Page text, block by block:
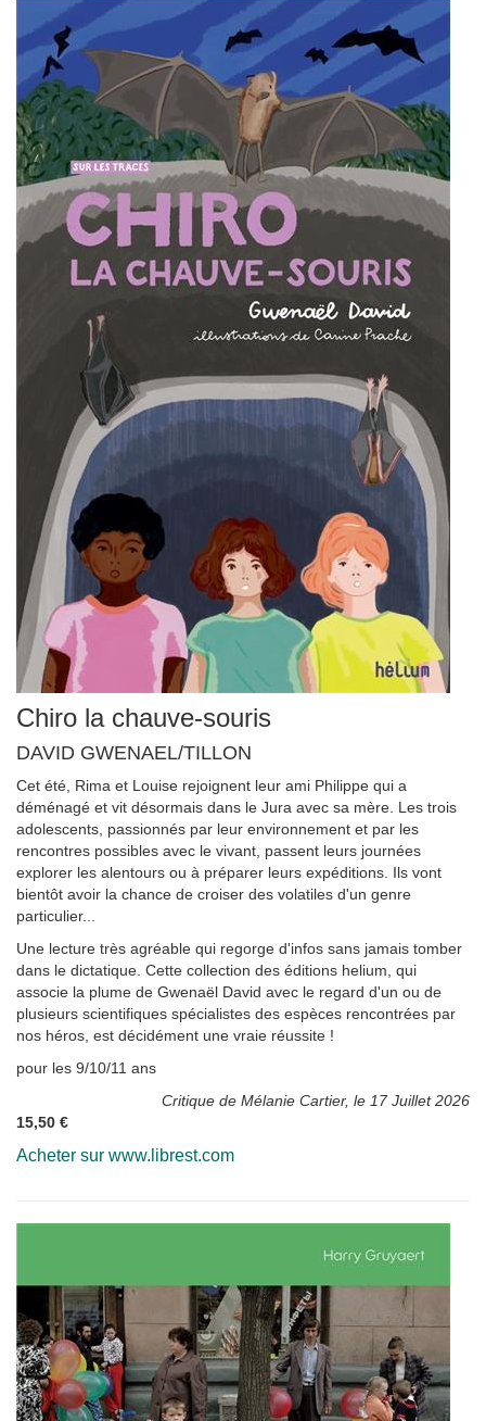
Chiro la chauve-souris
DAVID GWENAEL/TILLON
Cet été, Rima et Louise rejoignent leur ami Philippe qui a
déménagé et vit désormais dans le Jura avec sa mère. Les trois
adolescents, passionnés par leur environnement et par les
rencontres possibles avec le vivant, passent leurs journées
explorer les alentours ou à préparer leurs expéditions. Ils vont
bientôt avoir la chance de croiser des volatiles d'un genre
particulier...
Une lecture très agréable qui regorge d'infos sans jamais tomber
dans le dictatique. Cette collection des éditions helium, qui
associe la plume de Gwenaël David avec le regard d'un ou de
plusieurs scientifiques spécialistes des espèces rencontrées par
nos héros, est décidément une vraie réussite !
pour les 9/10/11 ans
Critique de Mélanie Cartier, le 17 Juillet 2026
15,50 €
Acheter sur www.librest.com